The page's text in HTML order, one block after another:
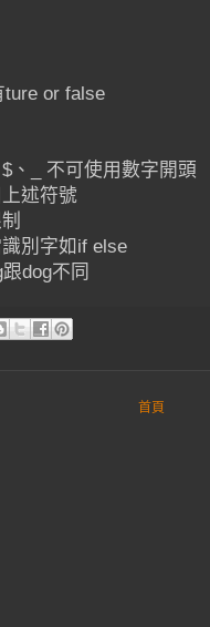
ture or false
、_ 不可使用數字開頭
述符號
別字如if else
dog不同
首頁